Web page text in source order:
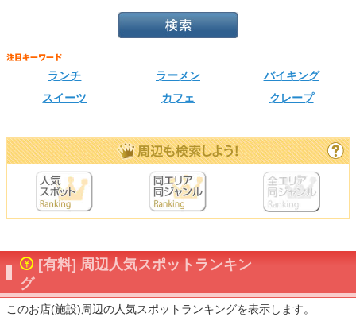
ランチ ラーメン
バイキング
スイーツ
カフェ クレープ
[有料] 周辺人気スポットランキン
グ
このお店(施設)周辺の人気スポットランキングを表示します。